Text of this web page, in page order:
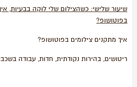
שיעור שלישי: כשהצילום שלי לוקה בבעיות,
בפוטושופ?
איך מתקנים צילומים בפוטושופ?
ריטושים, בהירות נקודתית, חדות, עבודה